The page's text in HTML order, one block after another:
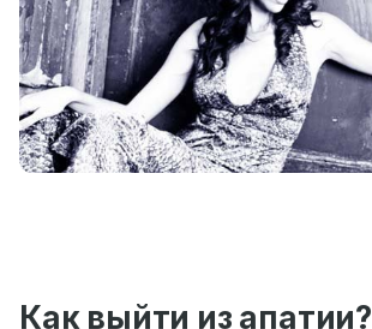
Как выйти из апатии?